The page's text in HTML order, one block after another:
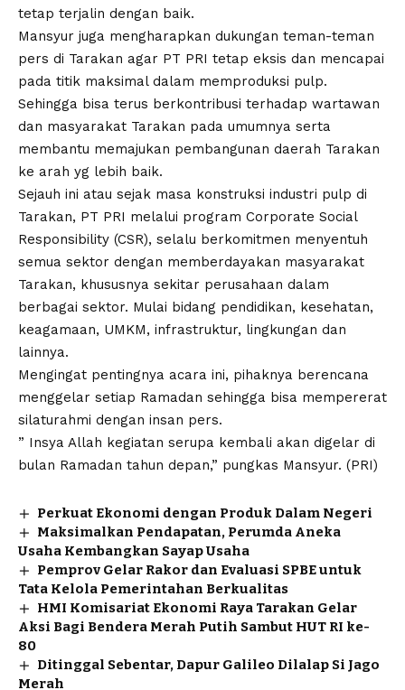
tetap terjalin dengan baik.
Mansyur juga mengharapkan dukungan teman-teman
pers di Tarakan agar PT PRI tetap eksis dan mencapai
pada titik maksimal dalam memproduksi pulp.
Sehingga bisa terus berkontribusi terhadap wartawan
dan masyarakat Tarakan pada umumnya serta
membantu memajukan pembangunan daerah Tarakan
ke arah yg lebih baik.
Sejauh ini atau sejak masa konstruksi industri pulp di
Tarakan, PT PRI melalui program Corporate Social
Responsibility (CSR), selalu berkomitmen menyentuh
semua sektor dengan memberdayakan masyarakat
Tarakan, khususnya sekitar perusahaan dalam
berbagai sektor. Mulai bidang pendidikan, kesehatan,
keagamaan, UMKM, infrastruktur, lingkungan dan
lainnya.
Mengingat pentingnya acara ini, pihaknya berencana
menggelar setiap Ramadan sehingga bisa mempererat
silaturahmi dengan insan pers.
” Insya Allah kegiatan serupa kembali akan digelar di
bulan Ramadan tahun depan,” pungkas Mansyur. (PRI)
Perkuat Ekonomi dengan Produk Dalam Negeri
Maksimalkan Pendapatan, Perumda Aneka
Usaha Kembangkan Sayap Usaha
Pemprov Gelar Rakor dan Evaluasi SPBE untuk
Tata Kelola Pemerintahan Berkualitas
HMI Komisariat Ekonomi Raya Tarakan Gelar
Aksi Bagi Bendera Merah Putih Sambut HUT RI ke-
80
Ditinggal Sebentar, Dapur Galileo Dilalap Si Jago
Merah